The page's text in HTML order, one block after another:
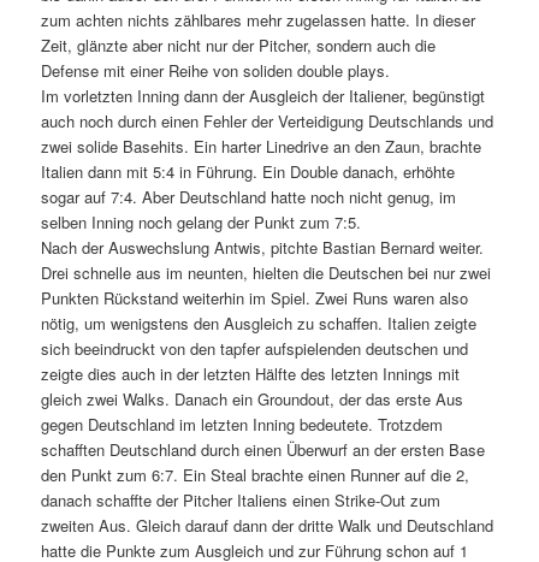
zum achten nichts zählbares mehr zugelassen hatte. In dieser
Zeit, glänzte aber nicht nur der Pitcher, sondern auch die
Defense mit einer Reihe von soliden double plays.
Im vorletzten Inning dann der Ausgleich der Italiener, begünstigt
auch noch durch einen Fehler der Verteidigung Deutschlands und
zwei solide Basehits. Ein harter Linedrive an den Zaun, brachte
Italien dann mit 5:4 in Führung. Ein Double danach, erhöhte
sogar auf 7:4. Aber Deutschland hatte noch nicht genug, im
selben Inning noch gelang der Punkt zum 7:5.
Nach der Auswechslung Antwis, pitchte Bastian Bernard weiter.
Drei schnelle aus im neunten, hielten die Deutschen bei nur zwei
Punkten Rückstand weiterhin im Spiel. Zwei Runs waren also
nötig, um wenigstens den Ausgleich zu schaffen. Italien zeigte
sich beeindruckt von den tapfer aufspielenden deutschen und
zeigte dies auch in der letzten Hälfte des letzten Innings mit
gleich zwei Walks. Danach ein Groundout, der das erste Aus
gegen Deutschland im letzten Inning bedeutete. Trotzdem
schafften Deutschland durch einen Überwurf an der ersten Base
den Punkt zum 6:7. Ein Steal brachte einen Runner auf die 2,
danach schaffte der Pitcher Italiens einen Strike-Out zum
zweiten Aus. Gleich darauf dann der dritte Walk und Deutschland
hatte die Punkte zum Ausgleich und zur Führung schon auf 1